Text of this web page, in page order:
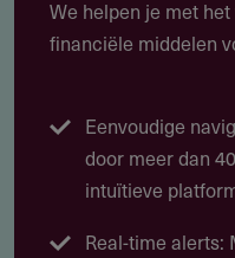
We helpen je met
financiële middelen
Eenvoudige
door meer dan
intuïtieve
Real-time alerts: